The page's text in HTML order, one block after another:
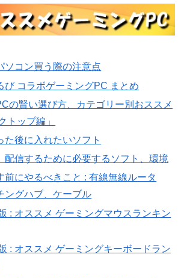
ソコン買う際の注意点
び コラボゲーミングPC まとめ
の賢い選び方、カテゴリー別おススメ
トップ編」
た後に入れたいソフト
配信するために必要するソフト、環境
前にやるべきこと : 有線無線ルータ
ングハブ、ケーブル
: オススメ ゲーミングマウスランキン
: オススメ ゲーミングキーボードラン